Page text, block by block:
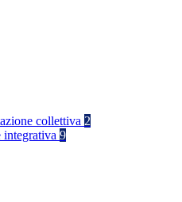
collettiva 2
integrativa 9